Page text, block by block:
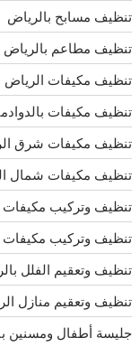
تنظيف مسابح بالرياض
تنظيف مطاعم بالرياض
تنظيف مكيفات الرياض
تنظيف مكيفات
تنظيف مكيفات شرق
تنظيف مكيفات شمال
تنظيف وتركيب مكيفات
تنظيف وتركيب مكيفات
تنظيف وتعقيم الفلل
تنظيف وتعقيم منازل
جليسة أطفال ومسنين